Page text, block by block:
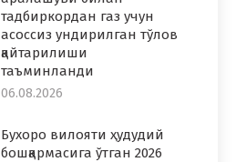
тадбиркордан газ учун
асоссиз ундирилган тўлов
қайтарилиши
таъминланди
06.08.2026
Бухоро вилояти ҳудудий
бошқармасига ўтган 2026